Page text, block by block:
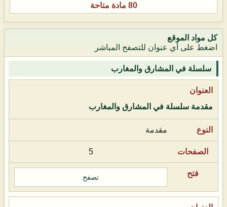
80 مادة متاحة
كل مواد الموقع
اضغط على أي عنوان للتصفح المباشر
سلسلة في المشارق والمغارب
مقدمة سلسلة في المشارق والمغارب
مقدمة
5
تصفح